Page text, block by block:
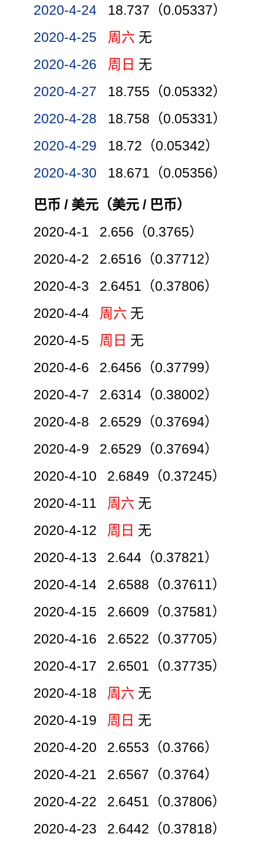
2020-4-24
18.737（0.05337）
2020-4-25
周六 无
2020-4-26
周日 无
2020-4-27
18.755（0.05332）
2020-4-28
18.758（0.05331）
2020-4-29
18.72（0.05342）
2020-4-30
18.671（0.05356）
巴币 / 美元（美元 / 巴币）
2020-4-1 2.656（0.3765）
2020-4-2 2.6516（0.37712）
2020-4-3 2.6451（0.37806）
2020-4-4 周六 无
2020-4-5 周日 无
2020-4-6 2.6456（0.37799）
2020-4-7 2.6314（0.38002）
2020-4-8 2.6529（0.37694）
2020-4-9 2.6529（0.37694）
2020-4-10 2.6849（0.37245）
2020-4-11 周六 无
2020-4-12 周日 无
2020-4-13 2.644（0.37821）
2020-4-14 2.6588（0.37611）
2020-4-15 2.6609（0.37581）
2020-4-16 2.6522（0.37705）
2020-4-17 2.6501（0.37735）
2020-4-18 周六 无
2020-4-19 周日 无
2020-4-20 2.6553（0.3766）
2020-4-21 2.6567（0.3764）
2020-4-22 2.6451（0.37806）
2020-4-23 2.6442（0.37818）